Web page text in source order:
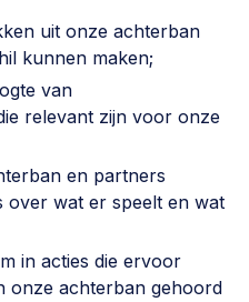
lokale democratie >
impact >
uit onze achterban
kunnen maken;
van
relevant zijn voor onze
en partners
over wat er speelt en wat
in acties die ervoor
onze achterban gehoord